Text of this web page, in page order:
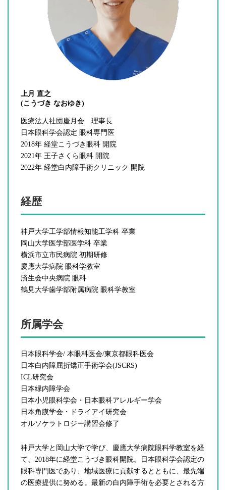
上月 直之
(こうづき なおゆき)
医療法人社団慶月会 理事長
日本眼科学会認定 眼科専門医
2018年 経堂こうづき眼科 開院
2021年 王子さくら眼科 開院
2022年 経堂白内障手術クリニック 開院
経歴
神戸大学工学部情報知能工学科 卒業
岡山大学医学部医学科 卒業
横浜市立市民病院 初期研修
慶應大学病院 眼科学教室
済生会中央病院 眼科
鶴見大学歯学部附属病院 眼科学教室
所属学会
日本眼科学会/ 本眼科医会/東京都眼科医会
日本白内障屈折矯正手術学会(JSCRS)
ICL研究会
日本緑内障学会
日本小児眼科学会・日本眼科アレルギー学会
日本角膜学会・ドライアイ研究会
オルソケラトロジー講習会修了
神戸大学と岡山大学で学び、慶應大学病院眼科学教室を経
て、2018年に経堂こうづき眼科開院。日本眼科学会認定の
眼科専門医であり、地域医療に貢献するとともに、最先端
の医療提供に努める。最新の白内障手術を必要とされる方